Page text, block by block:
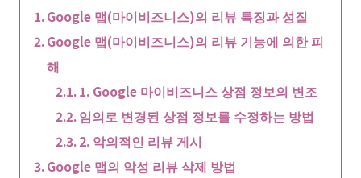
Google 맵(마이비즈니스)의 리뷰 특징과 성질
Google 맵(마이비즈니스)의 리뷰 기능에 의한 피
해
1. Google 마이비즈니스 상점 정보의 변조
임의로 변경된 상점 정보를 수정하는 방법
2. 악의적인 리뷰 게시
Google 맵의 악성 리뷰 삭제 방법